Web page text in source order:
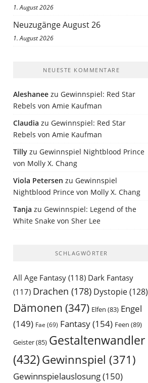
1. August 2026
Neuzugänge August 26
1. August 2026
NEUESTE KOMMENTARE
Aleshanee zu Gewinnspiel: Red Star
Rebels von Amie Kaufman
Claudia zu Gewinnspiel: Red Star
Rebels von Amie Kaufman
Tilly zu Gewinnspiel Nightblood Prince
von Molly X. Chang
Viola Petersen zu Gewinnspiel
Nightblood Prince von Molly X. Chang
Tanja zu Gewinnspiel: Legend of the
White Snake von Sher Lee
SCHLAGWÖRTER
All Age Fantasy (118) Dark Fantasy
(117) Drachen (178) Dystopie(128)
Dämonen (347) Elfen (83) Engel
(149) Fae (69) Fantasy(154) Feen (89)
Geister(85) Gestaltenwandler
(432) Gewinnspiel (371)
Gewinnspielauslosung(150)